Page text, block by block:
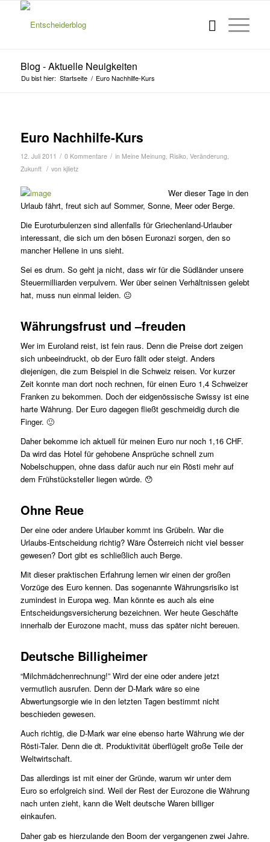
Blog - Aktuelle Neuigkeiten
Du bist hier: Startseite / Euro Nachhilfe-Kurs
Euro Nachhilfe-Kurs
12. Juli 2011 / 0 Kommentare / in Meine Meinung, Risiko, Veränderung,
Zukunft / von kjlietz
Wer dieser Tage in den
Urlaub fährt, freut sich auf Sommer, Sonne, Meer oder Berge.
Die Euroturbulenzen sind allen­falls für Griechenland-Urlauber
interessant, die sich um den bö­sen Euronazi sorgen, den so
mancher Hellene in uns sieht.
Sei es drum. So geht ja nicht, dass wir für die Südländer unsere
Steuermilliarden verpulvern. Wer über seinen Verhältnissen gelebt
hat, muss nun einmal leiden. 😐
Währungsfrust und –freuden
Wer im Euroland reist, ist fein raus. Denn die Preise dort zeigen
sich unbeeindruckt, ob der Euro fällt oder steigt. Anders
diejenigen, die zum Beispiel in die Schweiz reisen. Vor kurzer
Zeit konnte man dort noch rechnen, für einen Euro 1,4 Schweizer
Franken zu bekommen. Doch der eidgenössische Swissy ist eine
harte Währung. Der Euro dagegen fließt geschmeidig durch die
Finger. 🙂
Daher bekomme ich aktuell für meinen Euro nur noch 1,16 CHF.
Da wird das Hotel für gehobene Ansprüche schnell zum
Nobelschuppen, ohne dass dafür auch nur ein Rösti mehr auf
dem Frühstücksteller liegen würde. 😯
Ohne Reue
Der eine oder andere Urlauber kommt ins Grübeln. War die
Urlaubs-Entscheidung richtig? Wäre Österreich nicht viel besser
gewesen? Dort gibt es schließlich auch Berge.
Mit dieser praktischen Erfahrung lernen wir einen der großen
Vorzüge des Euro kennen. Das sogenannte Währungsrisiko ist
zumindest in Europa weg. Man könnte es auch als eine
Entscheidungsversicherung bezeichnen. Wer heute Geschäfte
innerhalb der Eurozone macht, muss das später nicht bereuen.
Deutsche Billigheimer
“Milchmädchenrechnung!” Wird der eine oder andere jetzt
vermutlich ausrufen. Denn der D-Mark wäre so eine
Abwertungsorgie wie in den letzten Tagen bestimmt nicht
beschieden gewesen.
Auch richtig, die D-Mark war eine ebenso harte Währung wie der
Rösti-Taler. Denn die dt. Produktivität überflügelt große Teile der
Weltwirtschaft.
Das allerdings ist mit einer der Gründe, warum wir unter dem
Euro so erfolgreich sind. Weil der Rest der Eurozone die Währung
nach unten zieht, kann die Welt deutsche Waren billiger
einkaufen.
Daher gab es hierzulande den Boom der vergangenen zwei Jahre.